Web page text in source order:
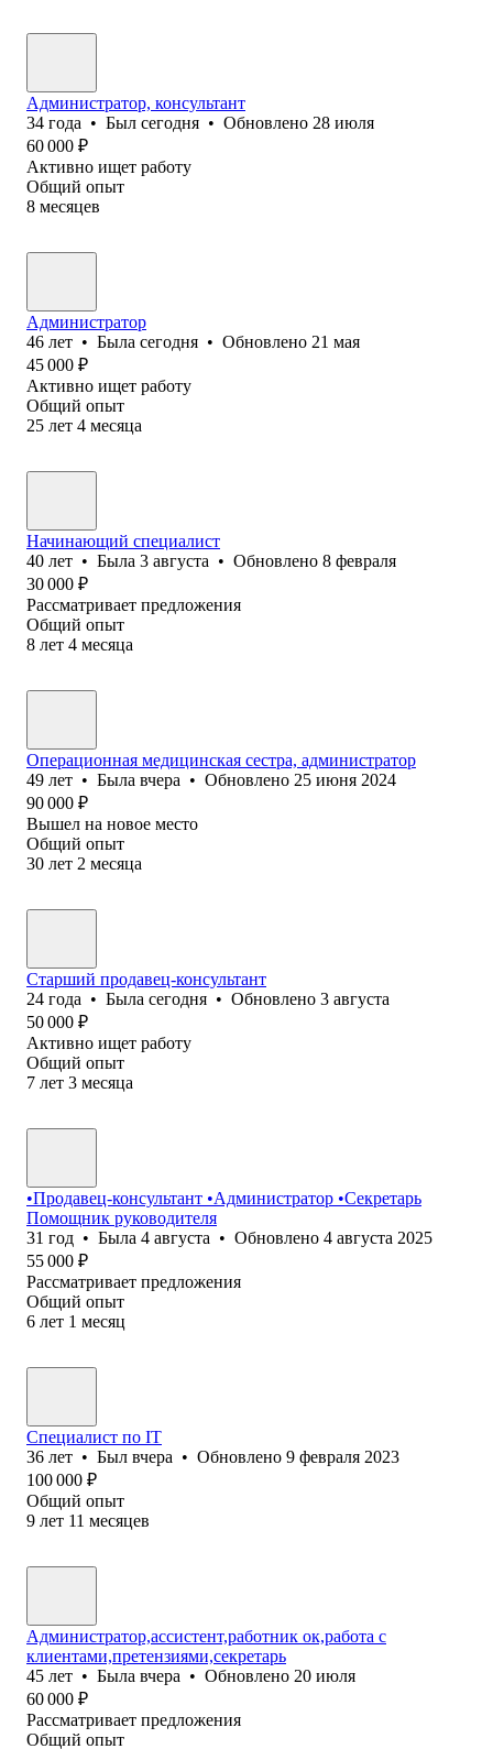
Администратор, консультант
34 года • Был сегодня • Обновлено 28 июля
60 000 ₽
Активно ищет работу
Общий опыт
8 месяцев
Администратор
46 лет • Была сегодня • Обновлено 21 мая
45 000 ₽
Активно ищет работу
Общий опыт
25 лет 4 месяца
Начинающий специалист
40 лет • Была 3 августа • Обновлено 8 февраля
30 000 ₽
Рассматривает предложения
Общий опыт
8 лет 4 месяца
Операционная медицинская сестра, администратор
49 лет • Была вчера • Обновлено 25 июня 2024
90 000 ₽
Вышел на новое место
Общий опыт
30 лет 2 месяца
Старший продавец-консультант
24 года • Была сегодня • Обновлено 3 августа
50 000 ₽
Активно ищет работу
Общий опыт
7 лет 3 месяца
•Продавец-консультант •Администратор •Секретарь
Помощник руководителя
31 год • Была 4 августа • Обновлено 4 августа 2025
55 000 ₽
Рассматривает предложения
Общий опыт
6 лет 1 месяц
Специалист по IT
36 лет • Был вчера • Обновлено 9 февраля 2023
100 000 ₽
Общий опыт
9 лет 11 месяцев
Администратор,ассистент,работник ок,работа с
клиентами,претензиями,секретарь
45 лет • Была вчера • Обновлено 20 июля
60 000 ₽
Рассматривает предложения
Общий опыт